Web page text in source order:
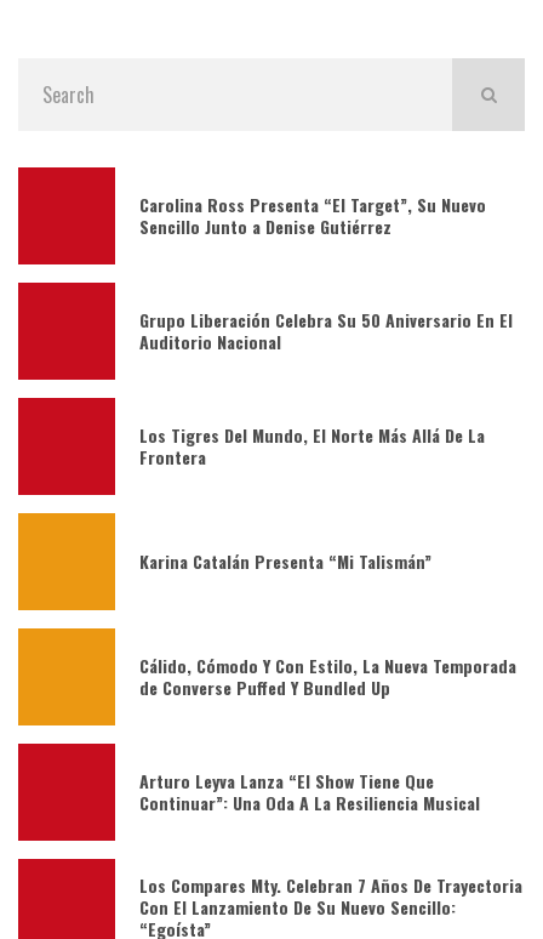
Carolina Ross Presenta “El Target”, Su Nuevo
Sencillo Junto a Denise Gutiérrez
Grupo Liberación Celebra Su 50 Aniversario En El
Auditorio Nacional
Los Tigres Del Mundo, El Norte Más Allá De La
Frontera
Karina Catalán Presenta “Mi Talismán”
Cálido, Cómodo Y Con Estilo, La Nueva Temporada
de Converse Puffed Y Bundled Up
Arturo Leyva Lanza “El Show Tiene Que
Continuar”: Una Oda A La Resiliencia Musical
Los Compares Mty. Celebran 7 Años De Trayectoria
Con El Lanzamiento De Su Nuevo Sencillo:
“Egoísta”